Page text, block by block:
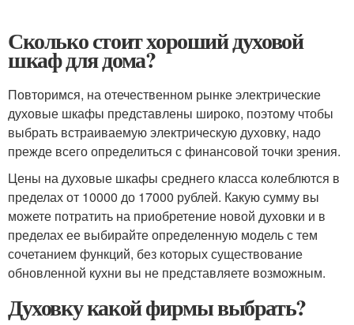
Сколько стоит хороший духовой
шкаф для дома?
Повторимся, на отечественном рынке электрические
духовые шкафы представлены широко, поэтому чтобы
выбрать встраиваемую электрическую духовку, надо
прежде всего определиться с финансовой точки зрения.
Цены на духовые шкафы среднего класса колеблются в
пределах от 10000 до 17000 рублей. Какую сумму вы
можете потратить на приобретение новой духовки и в
пределах ее выбирайте определенную модель с тем
сочетанием функций, без которых существование
обновленной кухни вы не представляете возможным.
Духовку какой фирмы выбрать?